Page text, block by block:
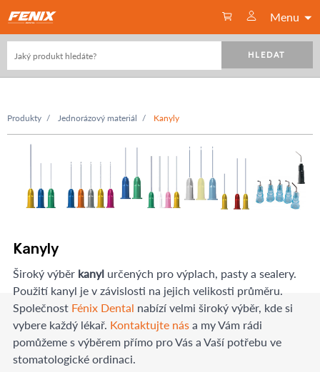
Menu
HLEDAT
Produkty Jednorázový materiál Kanyly
Kanyly
Široký výběr kanyl určených pro výplach, pasty a sealery.
Použití kanyl je v závislosti na jejich velikosti průměru.
Společnost Fénix Dental nabízí velmi široký výběr, kde si
vybere každý lékař. Kontaktujte nás a my Vám rádi
pomůžeme s výběrem přímo pro Vás a Vaší potřebu ve
stomatologické ordinaci.